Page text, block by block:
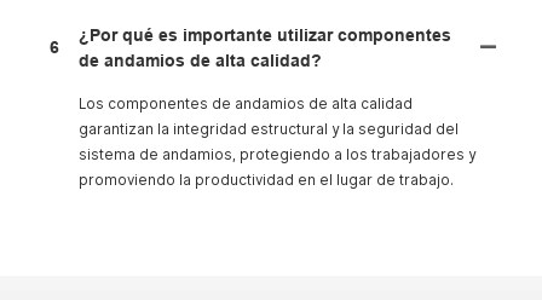
6
¿Por qué es importante utilizar componentes
de andamios de alta calidad?
Los componentes de andamios de alta calidad
garantizan la integridad estructural y la seguridad del
sistema de andamios, protegiendo a los trabajadores y
promoviendo la productividad en el lugar de trabajo.